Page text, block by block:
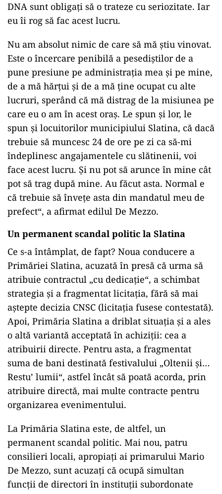
DNA sunt obligați să o trateze cu seriozitate. Iar
eu îi rog să fac acest lucru.
Nu am absolut nimic de care să mă știu vinovat.
Este o încercare penibilă a pesediștilor de a
pune presiune pe administrația mea și pe mine,
de a mă hărțui și de a mă ține ocupat cu alte
lucruri, sperând că mă distrag de la misiunea pe
care eu o am în acest oraș. Le spun și lor, le
spun și locuitorilor municipiului Slatina, că dacă
trebuie să muncesc 24 de ore pe zi ca să-mi
îndeplinesc angajamentele cu slătinenii, voi
face acest lucru. Și nu pot să arunce în mine cât
pot să trag după mine. Au făcut asta. Normal e
că trebuie să învețe asta din mandatul meu de
prefect“, a afirmat edilul De Mezzo.
Un permanent scandal politic la Slatina
Ce s-a întâmplat, de fapt? Noua conducere a
Primăriei Slatina, acuzată în presă că urma să
atribuie contractul „cu dedicație“, a schimbat
strategia și a fragmentat licitația, fără să mai
aștepte decizia CNSC (licitația fusese contestată).
Apoi, Primăria Slatina a driblat situația și a ales
o altă variantă acceptată în achiziții: cea a
atribuirii directe. Pentru asta, a fragmentat
suma de bani destinată festivalului „Oltenii și…
Restu’ lumii“, astfel încât să poată acorda, prin
atribuire directă, mai multe contracte pentru
organizarea evenimentului.
La Primăria Slatina este, de altfel, un
permanent scandal politic. Mai nou, patru
consilieri locali, apropiați ai primarului Mario
De Mezzo, sunt acuzați că ocupă simultan
funcții de directori în instituții subordonate